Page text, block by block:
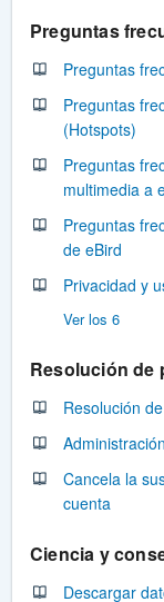
Preguntas
Preguntas
Preguntas
(Hotspots)
Preguntas
multimedia a
Preguntas
de eBird
Privacidad y
Ver los 6
Resolución de
Resolución
Cancela la
cuenta
Ciencia y
Descargar